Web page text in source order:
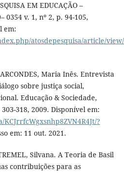
EM EDUCAÇÃO –
0354 v. 1, nº 2, p. 94-105,
em:
atosdepesquisa/article/
Maria Inês. Entrevista
sobre justiça social,
Educação & Sociedade,
318, 2009. Disponível em:
?
em: 11 out. 2021.
Silvana. A Teoria de Basil
contribuições para as